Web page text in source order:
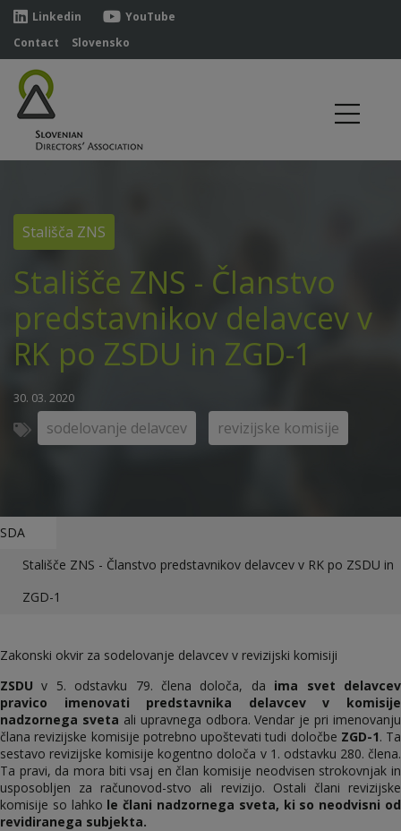
Linkedin
YouTube
Contact
Slovensko
Stališča ZNS
Stališče ZNS - Članstvo
predstavnikov delavcev v
RK po ZSDU in ZGD-1
30. 03. 2020
sodelovanje delavcev revizijske komisije
SDA
Stališče ZNS - Članstvo predstavnikov delavcev v RK po ZSDU in
ZGD-1
Zakonski okvir za sodelovanje delavcev v revizijski komisiji
ZSDU v 5. odstavku 79. člena določa, da ima svet delavcev
pravico imenovati predstavnika delavcev v komisije
nadzornega sveta ali upravnega odbora. Vendar je pri imenovanju
člana revizijske komisije potrebno upoštevati tudi določbe ZGD-1. Ta
sestavo revizijske komisije kogentno določa v 1. odstavku 280. člena.
Ta pravi, da mora biti vsaj en član komisije neodvisen strokovnjak in
usposobljen za računovod-stvo ali revizijo. Ostali člani revizijske
komisije so lahko le člani nadzornega sveta, ki so neodvisni od
revidiranega subjekta.